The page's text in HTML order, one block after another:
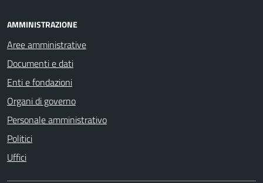
AMMINISTRAZIONE
Aree amministrative
Documenti e dati
Enti e fondazioni
Organi di governo
Personale amministrativo
Politici
Uffici